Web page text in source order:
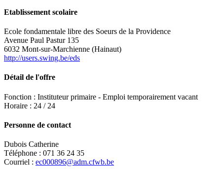
Etablissement scolaire
Ecole fondamentale libre des Soeurs de la Providence
Avenue Paul Pastur 135
6032 Mont-sur-Marchienne (Hainaut)
http://users.swing.be/eds
Détail de l'offre
Fonction : Instituteur primaire - Emploi temporairement vacant
Horaire : 24 / 24
Personne de contact
Dubois Catherine
Téléphone : 071 36 24 35
Courriel : ec000896@adm.cfwb.be